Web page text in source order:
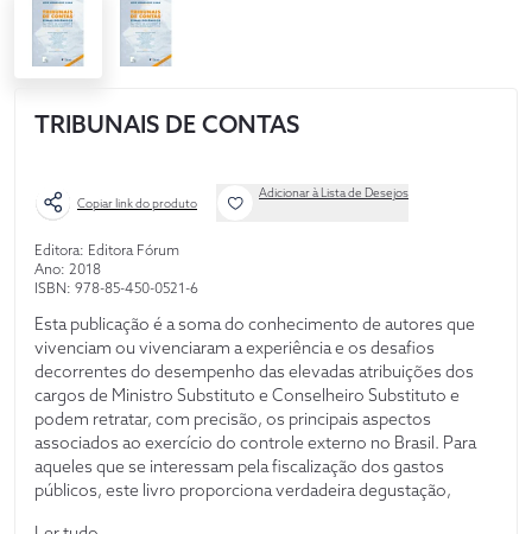
TRIBUNAIS DE CONTAS
Copiar link do produto
Adicionar à Lista de Desejos
Editora: Editora Fórum
Ano: 2018
ISBN: 978-85-450-0521-6
Esta publicação é a soma do conhecimento de autores que
vivenciam ou vivenciaram a experiência e os desafios
decorrentes do desempenho das elevadas atribuições dos
cargos de Ministro Substituto e Conselheiro Substituto e
podem retratar, com precisão, os principais aspectos
associados ao exercício do controle externo no Brasil. Para
aqueles que se interessam pela fiscalização dos gastos
públicos, este livro proporciona verdadeira degustação,